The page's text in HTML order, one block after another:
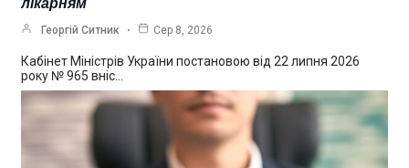
лікарням
Георгій Ситник Сер 8, 2026
Кабінет Міністрів України постановою від 22 липня 2026
року № 965 вніс…